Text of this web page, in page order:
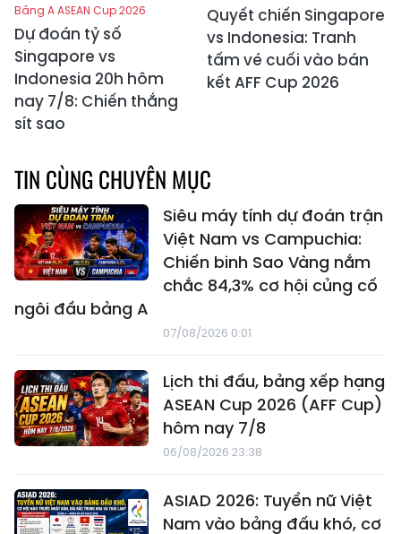
Bảng A ASEAN Cup 2026
Dự đoán tỷ số
Singapore vs
Indonesia 20h hôm
nay 7/8: Chiến thắng
sít sao
Quyết chiến Singapore
vs Indonesia: Tranh
tấm vé cuối vào bán
kết AFF Cup 2026
TIN CÙNG CHUYÊN MỤC
Siêu máy tính dự đoán trận
Việt Nam vs Campuchia:
Chiến binh Sao Vàng nắm
chắc 84,3% cơ hội củng cố
ngôi đầu bảng A
07/08/2026 0:01
Lịch thi đấu, bảng xếp hạng
ASEAN Cup 2026 (AFF Cup)
hôm nay 7/8
06/08/2026 23:38
ASIAD 2026: Tuyển nữ Việt
Nam vào bảng đấu khó, cơ